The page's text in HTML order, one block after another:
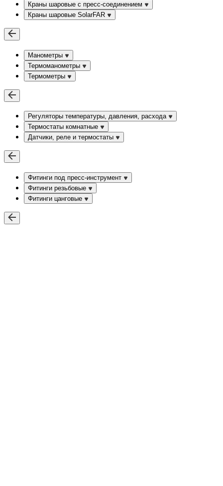
Краны шаровые c пресс-соединением
Краны шаровые SolarFAR
Манометры
Термоманометры
Термометры
Регуляторы температуры, давления, расхода
Термостаты комнатные
Датчики, реле и термостаты
Фитинги под пресс-инструмент
Фитинги резьбовые
Фитинги цанговые